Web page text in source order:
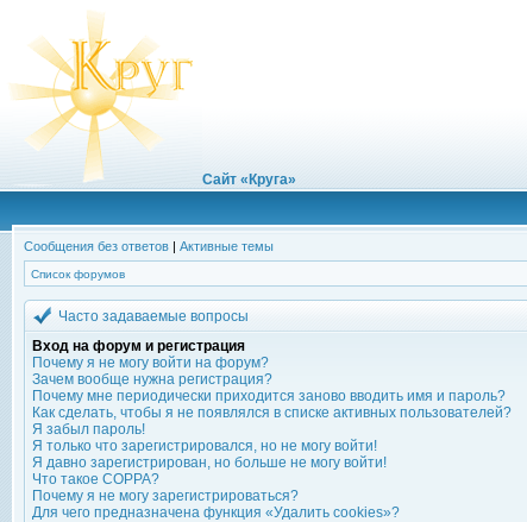
Сайт «Круга»
Сообщения без ответов | Активные темы
Список форумов
Часто задаваемые вопросы
Вход на форум и регистрация
Почему я не могу войти на форум?
Зачем вообще нужна регистрация?
Почему мне периодически приходится заново вводить имя и пароль?
Как сделать, чтобы я не появлялся в списке активных пользователей?
Я забыл пароль!
Я только что зарегистрировался, но не могу войти!
Я давно зарегистрирован, но больше не могу войти!
Что такое COPPA?
Почему я не могу зарегистрироваться?
Для чего предназначена функция «Удалить cookies»?